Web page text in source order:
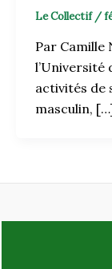
Le Collectif /
Par Camille
l’Université
activités de
masculin,